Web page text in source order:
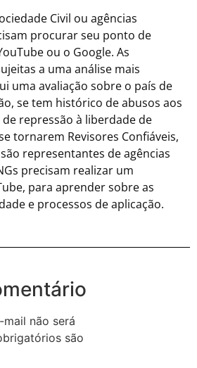
Civil ou agências
procurar seu ponto de
ou o Google. As
a uma análise mais
uma avaliação sobre o país de
se tem histórico de abusos aos
repressão à liberdade de
tornarem Revisores Confiáveis,
representantes de agências
precisam realizar um
para aprender sobre as
e processos de aplicação.
não será
são